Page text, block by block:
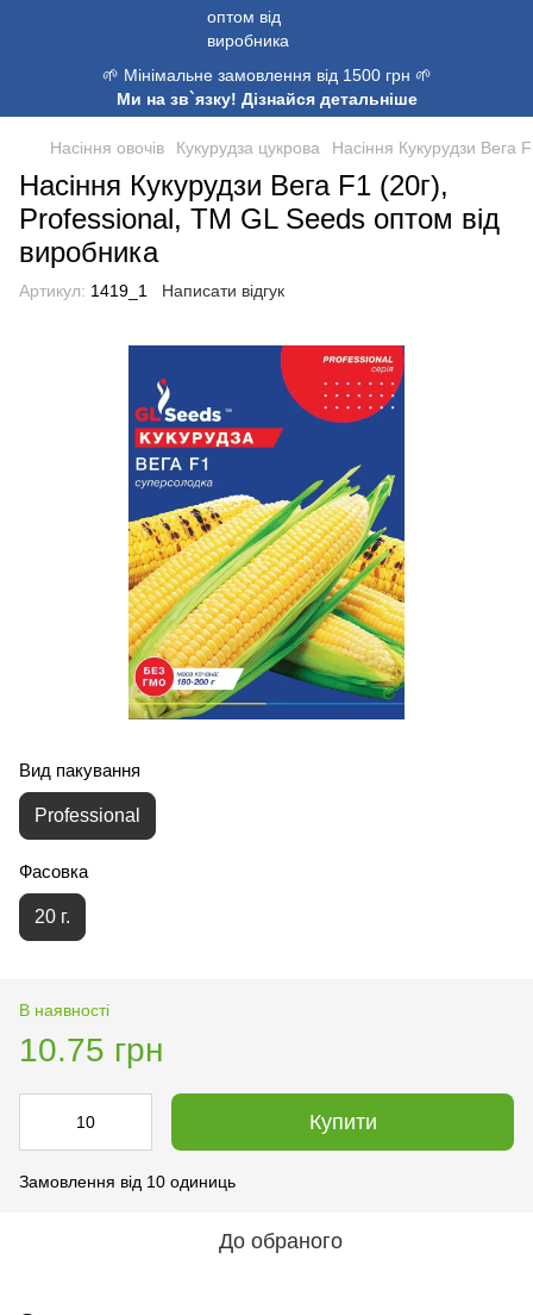
🌱 Мінімальне замовлення від 1500 грн 🌱
Ми на зв`язку! Дізнайся детальніше
Насіння овочів Кукурудза цукрова Насіння Кукурудзи Вега
Насіння Кукурудзи Вега F1 (20г),
Professional, TM GL Seeds оптом від
виробника
Артикул: 1419_1 Написати відгук
Вид пакування
Professional
Фасовка
20 г.
В наявності
10.75 грн
Купити
Замовлення від 10 одиниць
До обраного